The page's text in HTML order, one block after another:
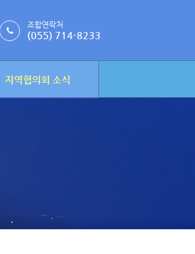
조합연락처
(055) 714-8233
지역협의회 소식